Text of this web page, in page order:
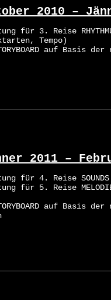
2010 –
für 3. Reise
Tempo)
auf Basis
2011 –
für 4. Reise
für 5. Reise
auf Basis